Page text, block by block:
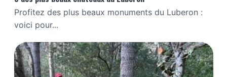
Profitez des plus beaux monuments du Luberon :
voici pour...